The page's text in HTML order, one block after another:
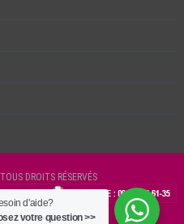
DROITS RÉSERVÉS
d'aide?
votre question >>